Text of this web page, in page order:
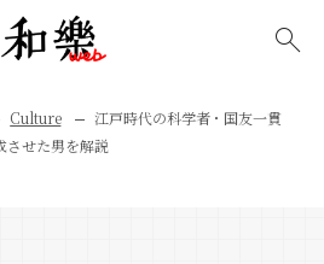
Culture
江戸時代の科学者・国友一貫
させた男を解説